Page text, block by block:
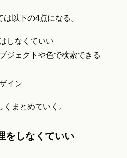
以下の4点になる。
しなくていい
ジェクトや色で検索できる
イン
まとめていく。
をしなくていい